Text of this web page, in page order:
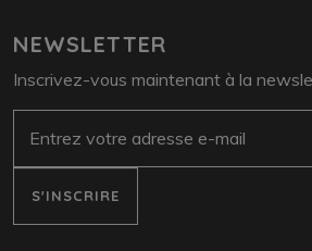
NEWSLETTER
Inscrivez-vous maintenant à la
S'INSCRIRE